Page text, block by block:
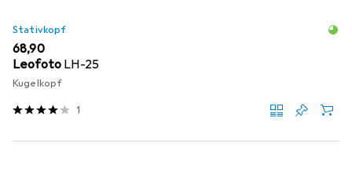
Stativkopf
EUR
68,90
Leofoto LH-25
Kugelkopf
1